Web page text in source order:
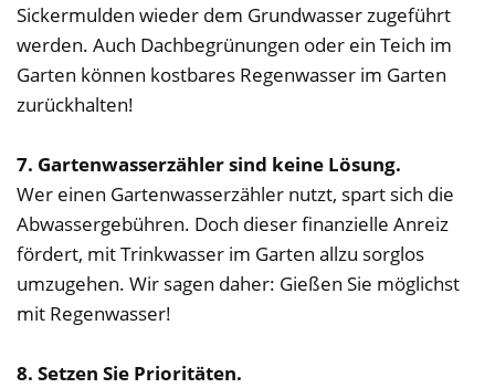
Sickermulden wieder dem Grundwasser zugeführt
werden. Auch Dachbegrünungen oder ein Teich im
Garten können kostbares Regenwasser im Garten
zurückhalten!
7. Gartenwasserzähler sind keine Lösung.
Wer einen Gartenwasserzähler nutzt, spart sich die
Abwassergebühren. Doch dieser finanzielle Anreiz
fördert, mit Trinkwasser im Garten allzu sorglos
umzugehen. Wir sagen daher: Gießen Sie möglichst
mit Regenwasser!
8. Setzen Sie Prioritäten.